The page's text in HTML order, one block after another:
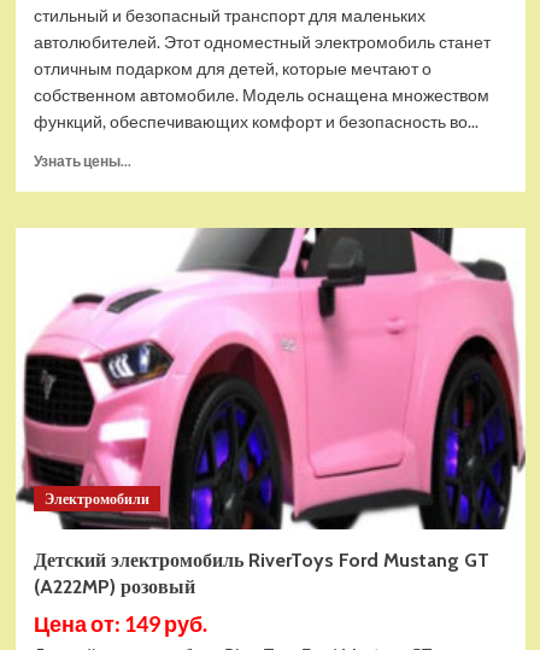
стильный и безопасный транспорт для маленьких
автолюбителей. Этот одноместный электромобиль станет
отличным подарком для детей, которые мечтают о
собственном автомобиле. Модель оснащена множеством
функций, обеспечивающих комфорт и безопасность во...
Узнать цены...
Детский
электромобиль
RiverToys
K008PX
белый
Электромобили
Детский электромобиль RiverToys Ford Mustang GT
(A222MP) розовый
Цена от: 149 руб.